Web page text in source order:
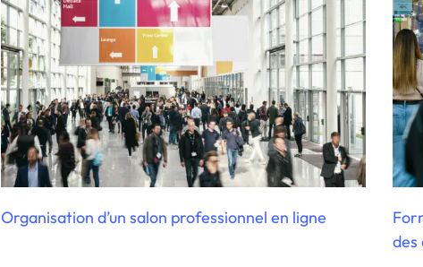
Organisation d’un salon professionnel en ligne
des